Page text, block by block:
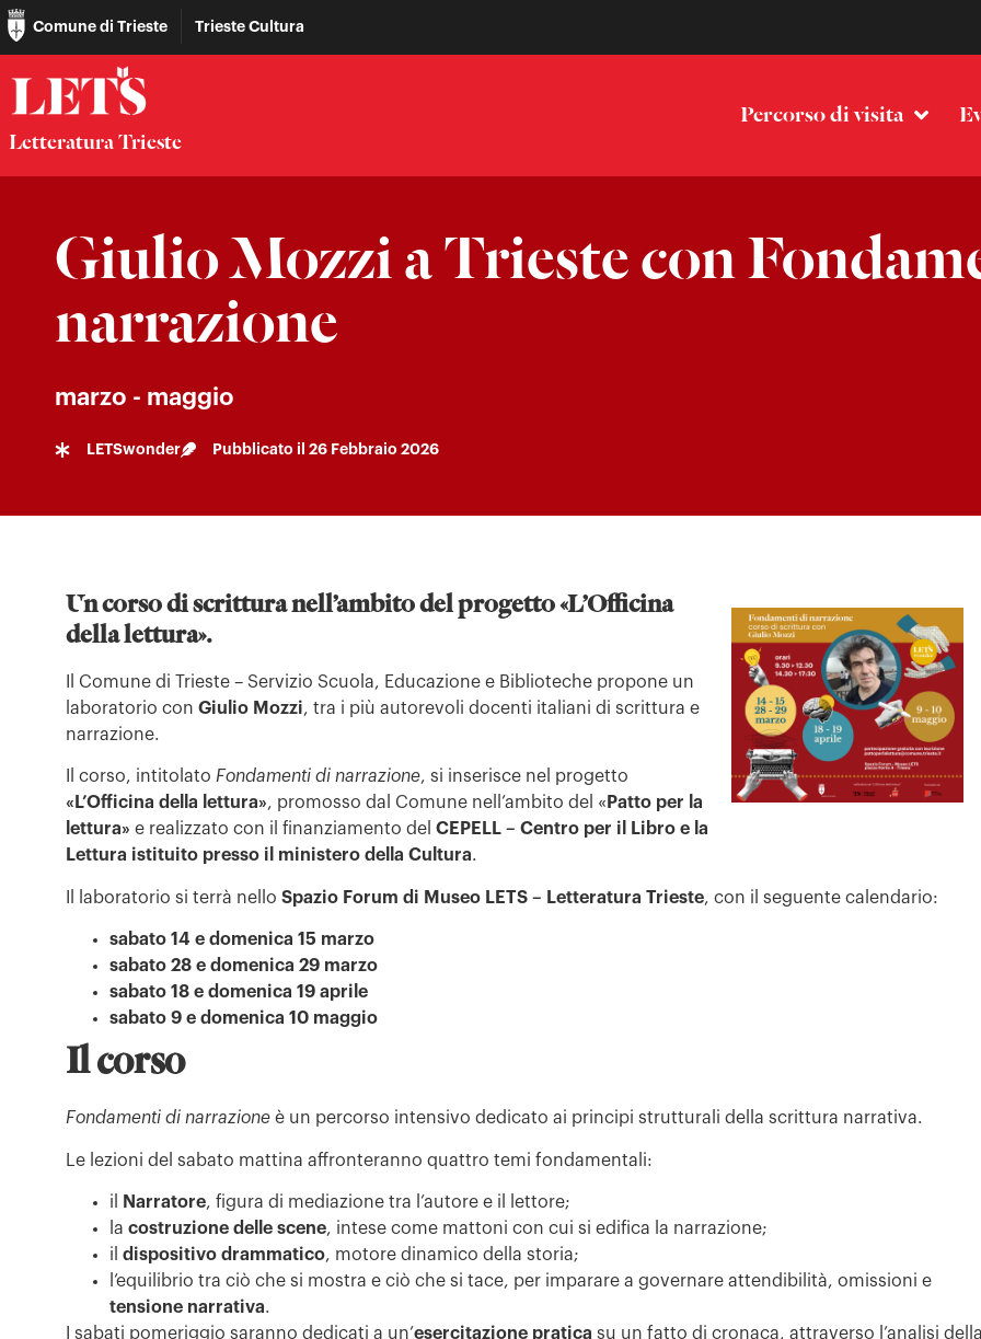
Comune di Trieste Trieste Cultura
Letteratura Trieste
Percorso di visita
Giulio Mozzi a Trieste con
narrazione
marzo - maggio
LETSwonder Pubblicato il 26 Febbraio 2026
Un corso di scrittura nell’ambito del progetto «L’Officina
della lettura».
Il Comune di Trieste – Servizio Scuola, Educazione e Biblioteche propone un
laboratorio con Giulio Mozzi, tra i più autorevoli docenti italiani di scrittura e
narrazione.
Il corso, intitolato Fondamenti di narrazione, si inserisce nel progetto
«L’Officina della lettura», promosso dal Comune nell’ambito del « Patto per la
lettura» e realizzato con il finanziamento del CEPELL – Centro per il Libro e la
Lettura istituito presso il ministero della Cultura.
Il laboratorio si terrà nello Spazio Forum di Museo LETS – Letteratura Trieste, con il seguente calendario:
sabato 14 e domenica 15 marzo
sabato 28 e domenica 29 marzo
sabato 18 e domenica 19 aprile
sabato 9 e domenica 10 maggio
Il corso
Fondamenti di narrazione è un percorso intensivo dedicato ai principi strutturali della scrittura narrativa.
Le lezioni del sabato mattina affronteranno quattro temi fondamentali:
il Narratore, figura di mediazione tra l’autore e il lettore;
la costruzione delle scene, intese come mattoni con cui si edifica la narrazione;
il dispositivo drammatico, motore dinamico della storia;
l’equilibrio tra ciò che si mostra e ciò che si tace, per imparare a governare attendibilità, omissioni e
tensione narrativa.
I sabati pomeriggio saranno dedicati a un’esercitazione pratica su un fatto di cronaca, attraverso l’analisi della